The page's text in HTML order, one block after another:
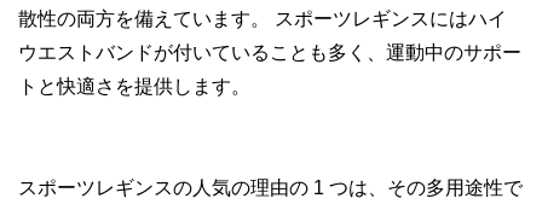
散性の両方を備えています。 スポーツレギンスにはハイ
ウエストバンドが付いていることも多く、運動中のサポー
トと快適さを提供します。
スポーツレギンスの人気の理由の 1 つは、その多用途性で